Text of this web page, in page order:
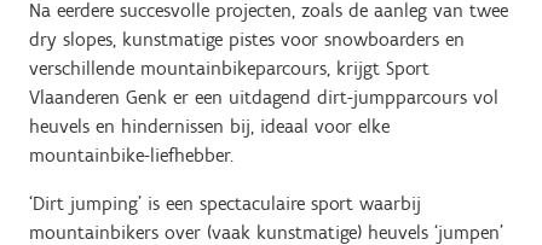
Na eerdere succesvolle projecten, zoals de aanleg van twee
dry slopes, kunstmatige pistes voor snowboarders en
verschillende mountainbikeparcours, krijgt Sport
Vlaanderen Genk er een uitdagend dirt-jumpparcours vol
heuvels en hindernissen bij, ideaal voor elke
mountainbike-liefhebber.
‘Dirt jumping’ is een spectaculaire sport waarbij
mountainbikers over (vaak kunstmatige) heuvels ‘jumpen’